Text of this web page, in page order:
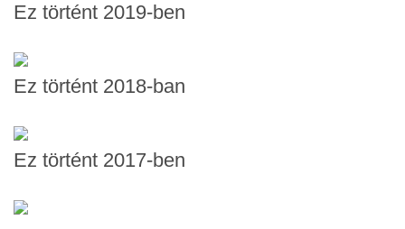
Ez történt 2019-ben
Ez történt 2018-ban
Ez történt 2017-ben